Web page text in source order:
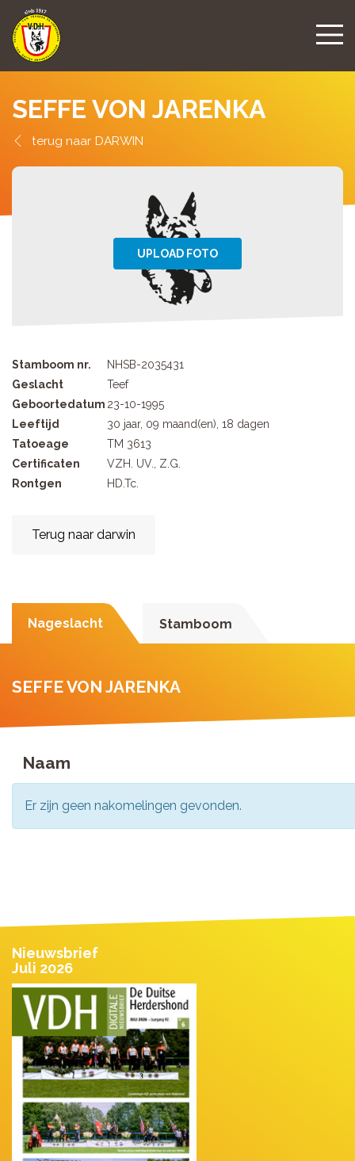
SEFFE VON JARENKA
DARWIN
Stamboom nr.
NHSB-2035431
Geslacht
Teef
Geboortedatum 23-10-1995
Leeftijd
30 jaar, 09 maand(en), 18 dagen
Tatoeage
TM 3613
Certificaten
VZH. UV., Z.G.
Rontgen
HD.Tc.
Terug naar darwin
Nageslacht Stamboom
SEFFE VON JARENKA
Naam
Er zijn geen nakomelingen gevonden.
Nieuwsbrief
Juli 2026